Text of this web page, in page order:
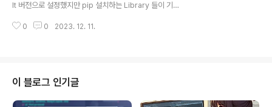
lt 버전으로 설정했지만 pip 설치하는 Library 들이 기존
서 설치한 새로운 버전을 깨끗하게 지우고 brew 를 통해
통해 설치한 파이썬 3를 깔끔하게 삭제하는 방법에 대한
포스팅입니다. ... blog.naver.com 위 사이트를 참고해서
삭제를 합니다. 따라하면서 기록하므로 오류가 생기면 ㅋ
0 0 2023. 12. 11.
이 블로그 인기글